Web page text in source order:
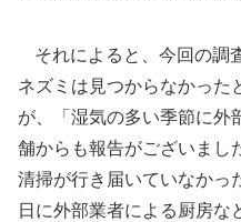
それによると、今回の調
ネズミは見つからなかった
が、「湿気の多い季節に外
舗からも報告がございまし
清掃が行き届いていなかっ
日に外部業者による厨房な